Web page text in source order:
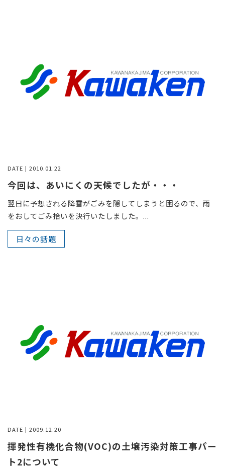
DATE | 2010.01.22
今回は、あいにくの天候でしたが・・・
翌日に予想される降雪がごみを隠してしまうと困るので、雨
をおしてごみ拾いを決行いたしました。...
日々の話題
DATE | 2009.12.20
揮発性有機化合物(VOC)の土壌汚染対策工事パー
ト2について